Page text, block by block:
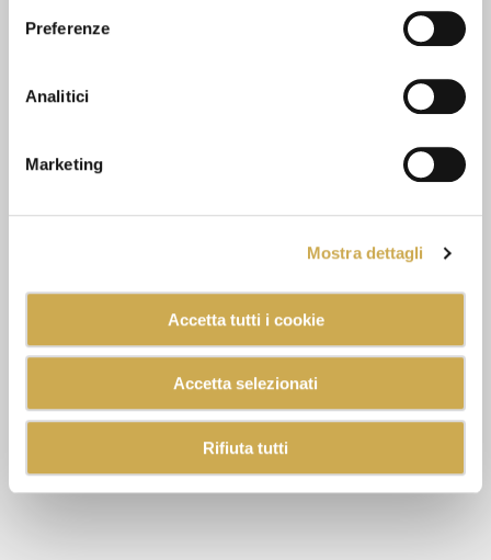
Preferenze
Analitici
Marketing
Mostra dettagli
Accetta tutti i cookie
Accetta selezionati
Rifiuta tutti